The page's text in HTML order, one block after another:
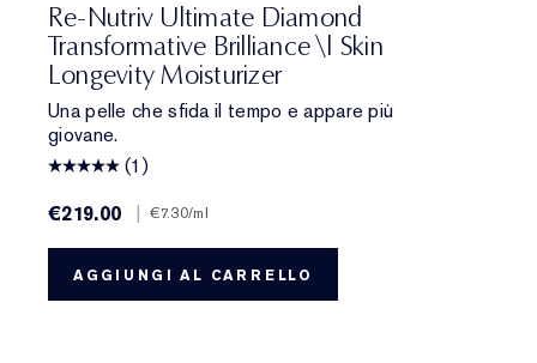
Re-Nutriv Ultimate Diamond
Transformative Brilliance \| Skin
Longevity Moisturizer
Una pelle che sfida il tempo e appare più
giovane.
(1)
€219.00
€7.30/ml
AGGIUNGI AL CARRELLO